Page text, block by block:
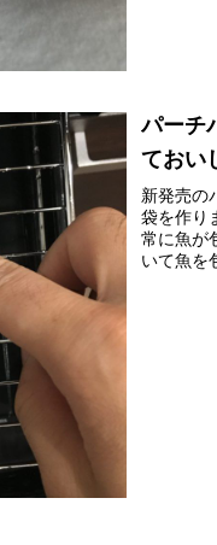
パーチ
ておい
新発売の
袋を作り
常に魚が
いて魚を